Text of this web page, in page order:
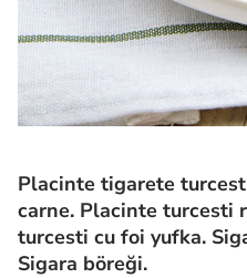
Placinte tigarete
carne. Placinte turcesti
turcesti cu foi yufka.
Sigara böreği.